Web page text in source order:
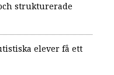
strukturerade
elever få ett